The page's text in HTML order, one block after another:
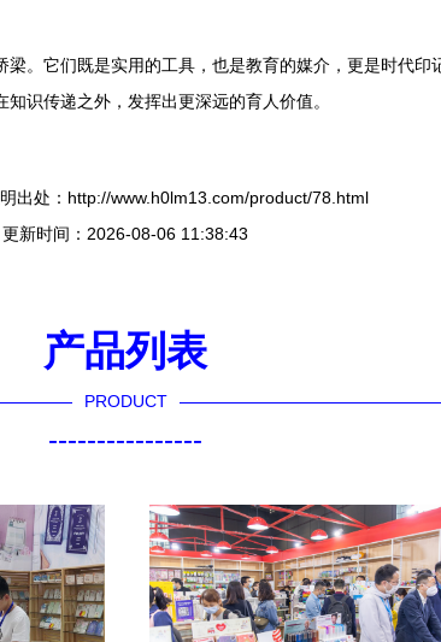
。它们既是实用的工具，也是教育的媒介，更是时代
识传递之外，发挥出更深远的育人价值。
出处：http://www.h0lm13.com/product/78.html
更新时间：2026-08-06 11:38:43
产品列表
PRODUCT
----------------